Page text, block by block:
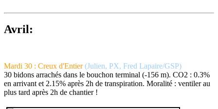
Avril:
Mardi 30 : Creux d'Entier(Julien, PX, Fred Lapaire/GSP)
30 bidons arrachés dans le bouchon terminal (-156 m). CO2 : 0.3%
en arrivant et 2.15% après 2h de transpiration. Moralité : ventiler au
plus tard après 2h de chantier !